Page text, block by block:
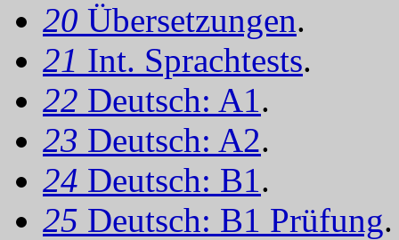
20 Übersetzungen.
21 Int. Sprachtests.
22 Deutsch: A1.
23 Deutsch: A2.
24 Deutsch: B1.
25 Deutsch: B1 Prüfung.